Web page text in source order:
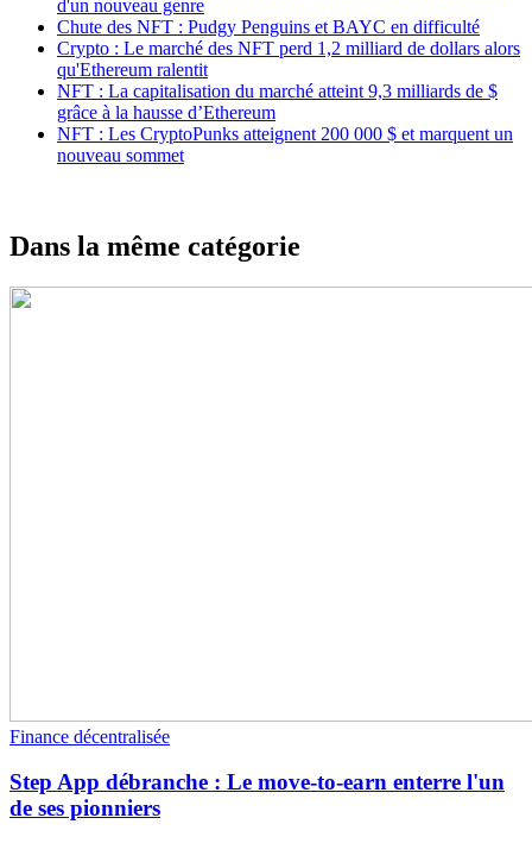
d'un nouveau genre
Chute des NFT : Pudgy Penguins et BAYC en difficulté
Crypto : Le marché des NFT perd 1,2 milliard de dollars alors
qu'Ethereum ralentit
NFT : La capitalisation du marché atteint 9,3 milliards de $
grâce à la hausse d’Ethereum
NFT : Les CryptoPunks atteignent 200 000 $ et marquent un
nouveau sommet
Dans la même catégorie
Finance décentralisée
Step App débranche : Le move-to-earn enterre l'un
de ses pionniers